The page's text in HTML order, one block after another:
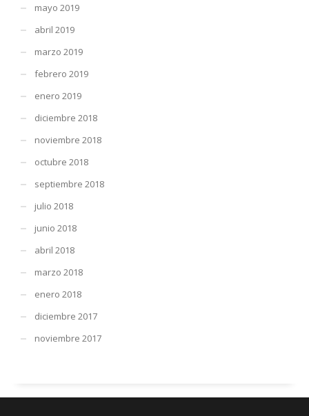
mayo 2019
abril 2019
marzo 2019
febrero 2019
enero 2019
diciembre 2018
noviembre 2018
octubre 2018
septiembre 2018
julio 2018
junio 2018
abril 2018
marzo 2018
enero 2018
diciembre 2017
noviembre 2017